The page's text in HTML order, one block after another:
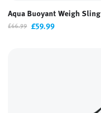
Aqua Buoyant Weigh Sling
£66.99 £59.99